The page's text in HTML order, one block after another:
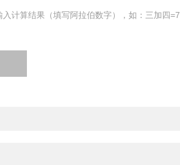
入计算结果（填写阿拉伯数字），如：三加四=7